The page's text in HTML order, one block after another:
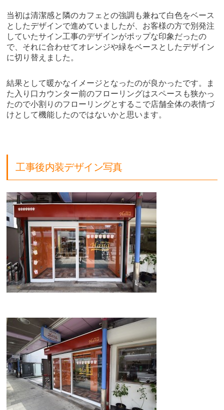
当初は清潔感と隣のカフェとの強調も兼ねて白色をベース
としたデザインで進めていましたが、お客様の方で別発注
していたサイン工事のデザインがポップな印象だったの
で、それに合わせてオレンジや緑をベースとしたデザイン
に切り替えました。
結果として暖かなイメージとなったのが良かったです。ま
た入り口カウンター前のフローリングはスペースも狭かっ
たので小割りのフローリングとするこで店舗全体の表情づ
けとして機能したのではないかと思います。
工事後内装デザイン写真